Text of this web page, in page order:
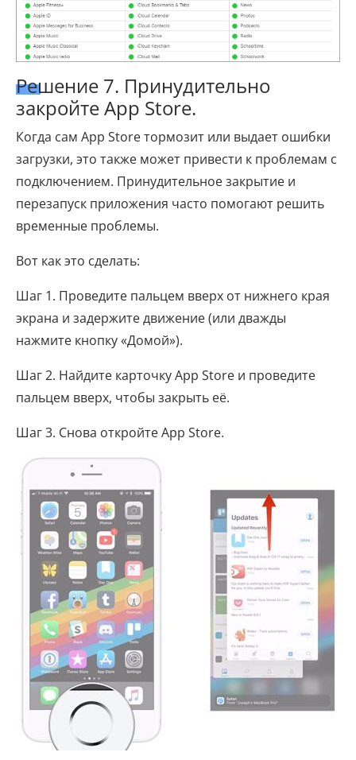
Решение 7. Принудительно
закройте App Store.
Когда сам App Store тормозит или выдает ошибки
загрузки, это также может привести к проблемам с
подключением. Принудительное закрытие и
перезапуск приложения часто помогают решить
временные проблемы.
Вот как это сделать:
Шаг 1. Проведите пальцем вверх от нижнего края
экрана и задержите движение (или дважды
нажмите кнопку «Домой»).
Шаг 2. Найдите карточку App Store и проведите
пальцем вверх, чтобы закрыть её.
Шаг 3. Снова откройте App Store.